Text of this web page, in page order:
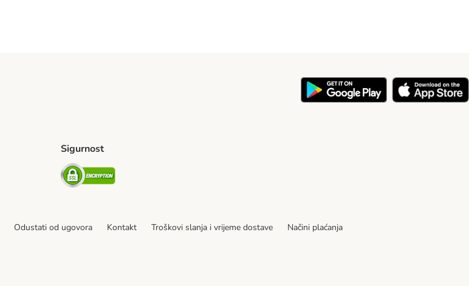
Sigurnost
Security
Odustati od ugovora Kontakt Troškovi slanja i vrijeme dostave
Načini plaćanja